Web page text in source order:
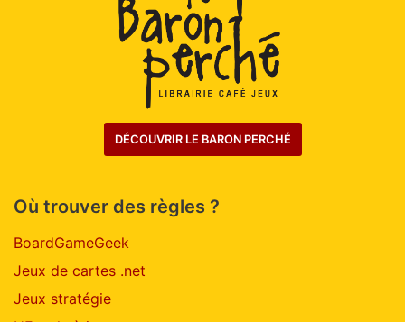
DÉCOUVRIR LE BARON PERCHÉ
Où trouver des règles ?
BoardGameGeek
Jeux de cartes .net
Jeux stratégie